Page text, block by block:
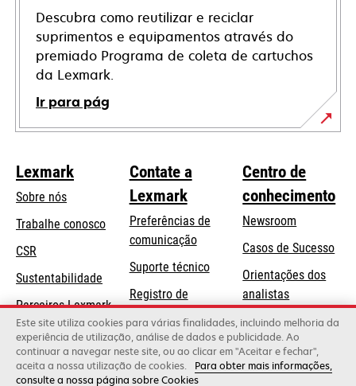
Descubra como reutilizar e reciclar
suprimentos e equipamentos através do
premiado Programa de coleta de cartuchos
da Lexmark.
Ir para pág
Lexmark
Sobre nós
Trabalhe conosco
CSR
Sustentabilidade
Parceiros Lexmark
Contate a
Lexmark
Preferências de
comunicação
Suporte técnicoabre
uma
nova
guia
Registro de
produtos
Onde comprar
Centro de
conhecimento
Newsroom
Casos de Sucesso
Orientações dos
analistas
Blog Lexmark
Este site utiliza cookies para várias finalidades, incluindo melhoria da
experiência de utilização, análise de dados e publicidade. Ao
continuar a navegar neste site, ou ao clicar em "Aceitar e fechar",
aceita a nossa utilização de cookies.
Para obter mais informações,
consulte a nossa página sobre Cookies